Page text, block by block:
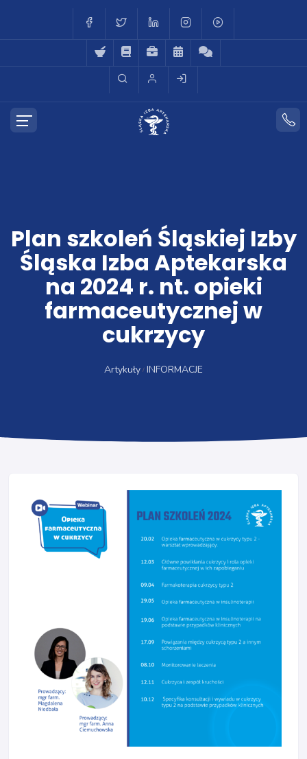
Plan szkoleń Śląskiej Izby
Śląska Izba Aptekarska
na 2024 r. nt. opieki
farmaceutycznej w
cukrzycy
Artykuły INFORMACJE